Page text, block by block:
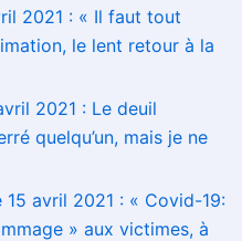
2021 : « Il faut tout
le lent retour à la
2021 : Le deuil
quelqu’un, mais je ne
avril 2021 : « Covid-19:
» aux victimes, à